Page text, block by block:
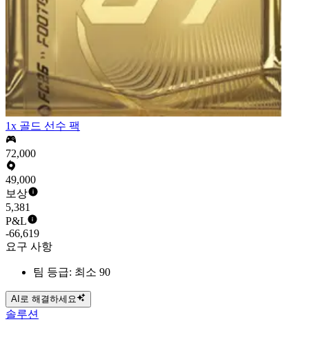
1x 골드 선수 팩
72,000
49,000
보상
5,381
P&L
-66,619
요구 사항
팀 등급: 최소 90
AI로 해결하세요
솔루션